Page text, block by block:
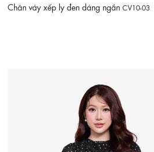
Chân váy xếp ly đen dáng ngắn CV10-03